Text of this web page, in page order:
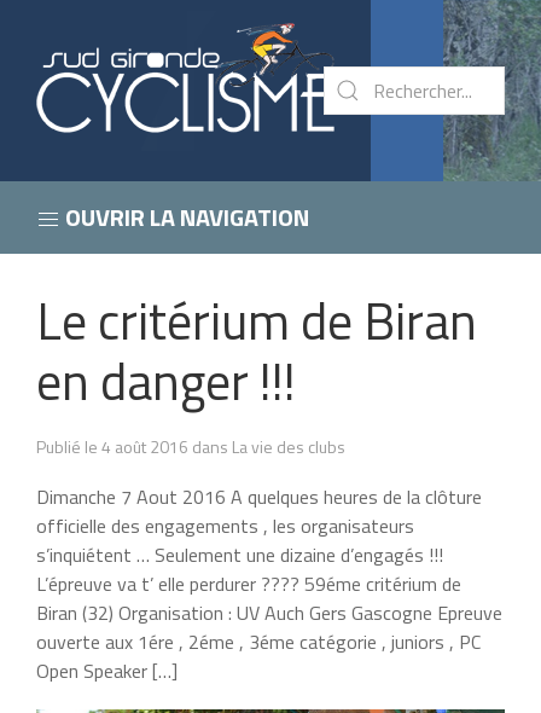
OUVRIR LA NAVIGATION
Le critérium de Biran
en danger !!!
Publié le 4 août 2016 dans La vie des clubs
Dimanche 7 Aout 2016 A quelques heures de la clôture
officielle des engagements , les organisateurs
s’inquiétent … Seulement une dizaine d’engagés !!!
L’épreuve va t’ elle perdurer ???? 59éme critérium de
Biran (32) Organisation : UV Auch Gers Gascogne Epreuve
ouverte aux 1ére , 2éme , 3éme catégorie , juniors , PC
Open Speaker […]